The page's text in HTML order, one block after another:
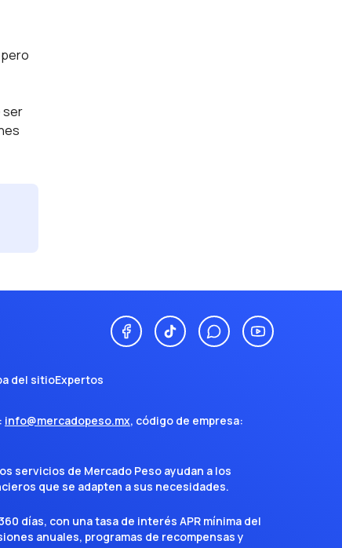
ser
del sitioExpertos
info@mercadopeso.mx, código de empresa:
servicios de Mercado Peso ayudan a los
que se adapten a sus necesidades.
días, con una tasa de interés APR mínima del
anuales, programas de recompensas y